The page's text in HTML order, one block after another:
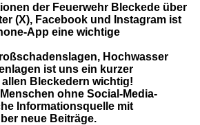
der Feuerwehr Bleckede über
(X), Facebook und Instagram ist
App eine wichtige
Hochwasser
ist uns ein kurzer
Bleckedern wichtig!
ohne Social-Media-
Informationsquelle mit
neue Beiträge.